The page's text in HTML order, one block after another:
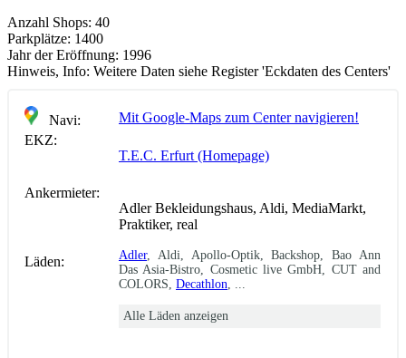
Anzahl Shops: 40
Parkplätze: 1400
Jahr der Eröffnung: 1996
Hinweis, Info: Weitere Daten siehe Register 'Eckdaten des Centers'
Navi:
Mit Google-Maps zum Center navigieren!
EKZ:
T.E.C. Erfurt (Homepage)
Ankermieter:
Adler Bekleidungshaus, Aldi, MediaMarkt,
Praktiker, real
Läden: Adler, Aldi, Apollo-Optik, Backshop, Bao Ann
Das Asia-Bistro, Cosmetic live GmbH, CUT and
COLORS, Decathlon
Alle Läden anzeigen